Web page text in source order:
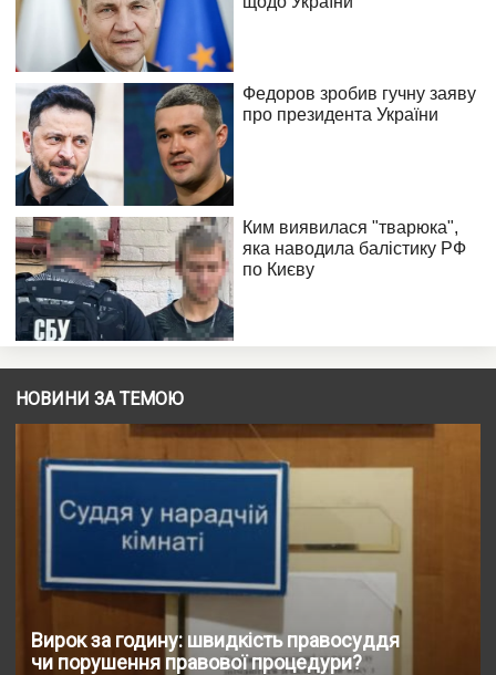
НОВИНИ ЗА ТЕМОЮ
Вирок за годину: швидкість правосуддя
чи порушення правової процедури?